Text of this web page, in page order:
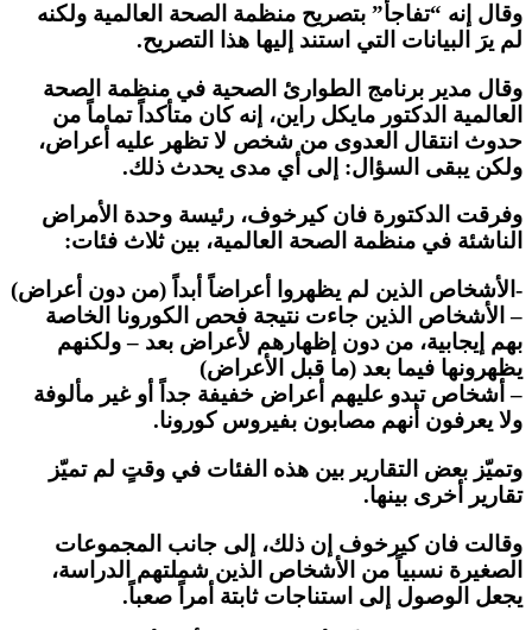
وقال إنه “تفاجأ” بتصريح منظمة الصحة العالمية ولكنه
لم يرَ البيانات التي استند إليها هذا التصريح.
وقال مدير برنامج الطوارئ الصحية في منظمة الصحة
العالمية الدكتور مايكل راين، إنه كان متأكداً تماماً من
حدوث انتقال العدوى من شخص لا تظهر عليه أعراض،
ولكن يبقى السؤال: إلى أي مدى يحدث ذلك.
وفرقت الدكتورة فان كيرخوف، رئيسة وحدة الأمراض
الناشئة في منظمة الصحة العالمية، بين ثلاث فئات:
-الأشخاص الذين لم يظهروا أعراضاً أبداً (من دون أعراض)
– الأشخاص الذين جاءت نتيجة فحص الكورونا الخاصة
بهم إيجابية، من دون إظهارهم لأعراض بعد – ولكنهم
يظهرونها فيما بعد (ما قبل الأعراض)
– أشخاص تبدو عليهم أعراض خفيفة جداً أو غير مألوفة
ولا يعرفون أنهم مصابون بفيروس كورونا.
وتميّز بعض التقارير بين هذه الفئات في وقتٍ لم تميّز
تقارير أخرى بينها.
وقالت فان كيرخوف إن ذلك، إلى جانب المجموعات
الصغيرة نسبياً من الأشخاص الذين شملتهم الدراسة،
يجعل الوصول إلى استناجات ثابتة أمراً صعباً.